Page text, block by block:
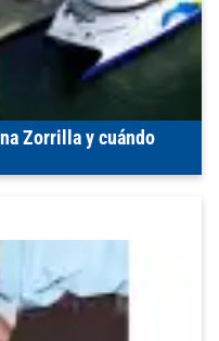
Zorrilla y cuándo